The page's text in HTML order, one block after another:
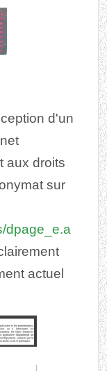
d'un
aux droits
sur
dpage_e.a
actuel